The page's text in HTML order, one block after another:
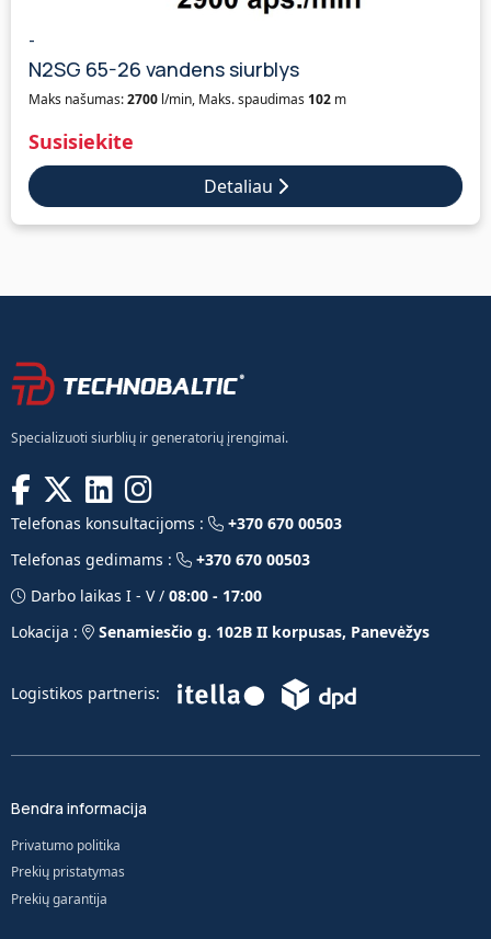
-
N2SG 65-26 vandens siurblys
Maks našumas:2700 l/min, Maks. spaudimas 102 m
Susisiekite
Detaliau
Specializuoti siurblių ir generatorių įrengimai.
Telefonas konsultacijoms :
+370 670 00503
Telefonas gedimams :
+370 670 00503
Darbo laikas I - V / 08:00 - 17:00
Lokacija :
Senamiesčio g. 102B II korpusas, Panevėžys
Logistikos partneris:
Bendra informacija
Privatumo politika
Prekių pristatymas
Prekių garantija